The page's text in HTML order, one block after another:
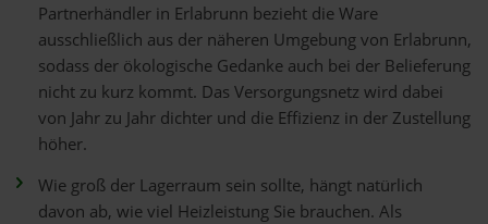
Partnerhändler in Erlabrunn bezieht die Ware
ausschließlich aus der näheren Umgebung von Erlabrunn,
sodass der ökologische Gedanke auch bei der Belieferung
nicht zu kurz kommt. Das Versorgungsnetz wird dabei
von Jahr zu Jahr dichter und die Effizienz in der Zustellung
höher.
Wie groß der Lagerraum sein sollte, hängt natürlich
davon ab, wie viel Heizleistung Sie brauchen. Als